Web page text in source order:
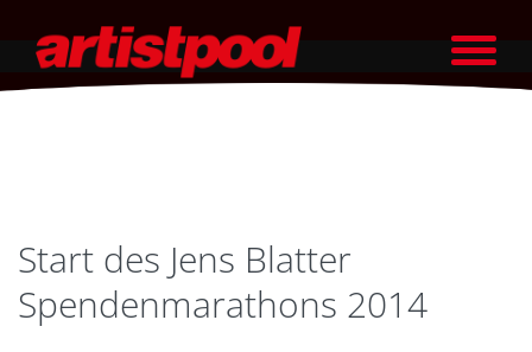
Start des Jens Blatter
Spendenmarathons 2014